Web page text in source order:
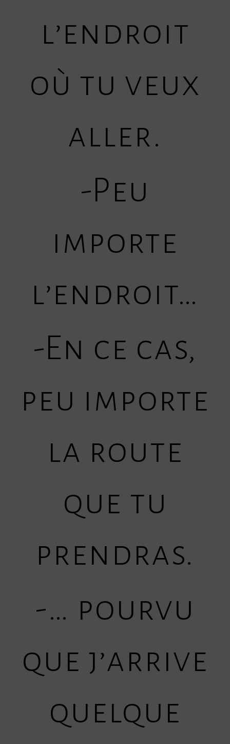
l’endroit
où tu veux
aller.
-Peu
importe
l’endroit…
-En ce cas,
peu importe
la route
que tu
prendras.
-… pourvu
que j’arrive
quelque